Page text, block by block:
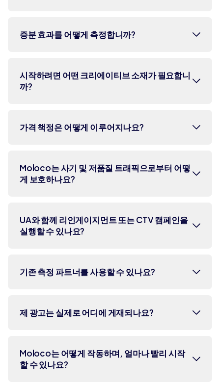
Moloco는 230개 이상의 국가 및 지역에서
다양한 산업 분야를 아우릅니다.
증분 효과를 어떻게 측정합니까?
Moloco는 고객사의 MMP 또는 내부 데
이터 과학 팀과 협력하여 증분 효과 테스
파트너를 넘어선 성과 향상을 보여주도
시작하려면 어떤 크리에이티브 소재가 필요합니
까?
UA 광고주는 일반적으로 동영상, 엔드
캠페인을 시작합니다. 이를 통해
Moloco의 복합 AI 시스템은 형식, 게재
출 대비 수익을 극대화합니다.
가격 책정은 어떻게 이루어지나요?
Moloco는 최적화된 CPM(oCPM) 가격
책정을 사용합니다. 이는 예상 사용자 품
며, CPA 또는 ROAS와 같은 캠페인 목표
에 맞춰 최적화됩니다.
Moloco는 사기 및 저품질 트래픽으로부터 어떻
게 보호하나요?
Moloco는 Google 및 Apple 앱 스토어
요구 사항에 부합하는 엄격한 품질 표준
적으로 개선합니다. 이러한 노력으로
UA와 함께 리인게이지먼트 또는 CTV 캠페인을
실행할 수 있나요?
네. Moloco Ads는 사용자 확보(UA) 및
먼트를 함께 실행하면 AI 시스템이 전체
수 있습니다. 퍼포먼스 CTV에 대한 자세
한 내용은
기존 측정 파트너를 사용할 수 있나요?
네. Moloco는 모든 주요 MMP를 지원하
니다. 또한, 고객이 원하는 성과 측정 방
식에 맞춰 증분 테스트, A/B 테스트 및
제 광고는 실제로 어디에 게재되나요?
광고는 280만 개 이상의 독립 앱에 도달할
수 있으며, 이 앱들은 게임, 뉴스, 엔터테인먼
Moloco는 어떻게 작동하며, 얼마나 빨리 시작
할 수 있나요?